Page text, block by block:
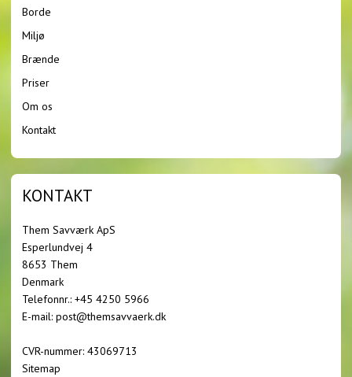
Borde
Miljø
Brænde
Priser
Om os
Kontakt
KONTAKT
Them Savværk ApS
Esperlundvej 4
8653 Them
Denmark
Telefonnr.: +45 4250 5966
E-mail: post@themsavvaerk.dk
CVR-nummer: 43069713
Sitemap